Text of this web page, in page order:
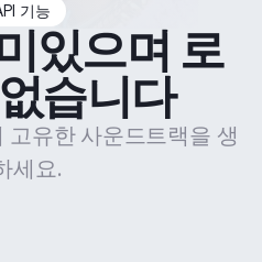
기능
있으며 로
습니다
고유한 사운드트랙을 생
세요.